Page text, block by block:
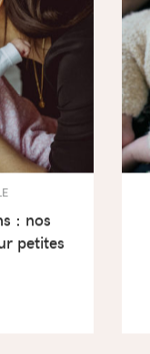
: nos
petites